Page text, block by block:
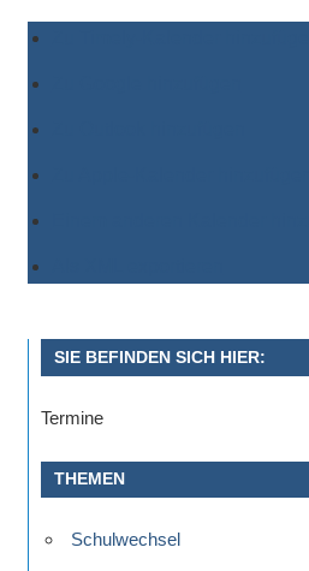
SIE BEFINDEN SICH HIER:
Termine
THEMEN
Schulwechsel